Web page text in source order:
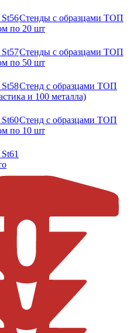
Стенды с образцами ТОП
по 20 шт
Стенды с образцами ТОП
по 50 шт
Стенд с образцами ТОП
и 100 металла)
Стенд с образцами ТОП
по 10 шт